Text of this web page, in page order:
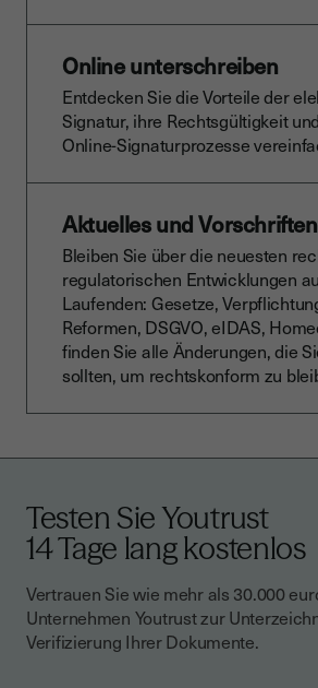
Online unterschreiben
Entdecken Sie die Vorteile der
Signatur, ihre Rechtsgültigkeit
Online-Signaturprozesse
Aktuelles und Vorschriften
Bleiben Sie über die neuesten
regulatorischen Entwicklungen
Laufenden: Gesetze,
Reformen, DSGVO, eIDAS,
finden Sie alle Änderungen, die
sollten, um rechtskonform zu
Testen Sie Youtrust
14 Tage lang kostenlos
Vertrauen Sie wie mehr als 30.000
Unternehmen Youtrust zur
Verifizierung Ihrer Dokumente.